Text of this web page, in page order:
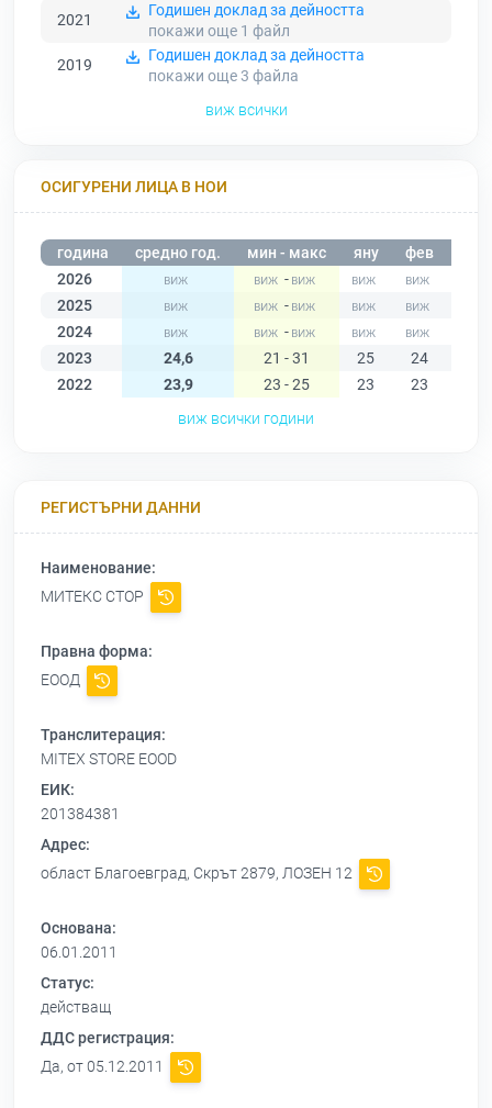
2021
Годишен доклад за дейността
покажи още 1 файл
2019
Годишен доклад за дейността
покажи още 3 файла
виж всички
ОСИГУРЕНИ ЛИЦА В НОИ
година средно год. мин - макс яну фев
2026
-
2025
-
2024
-
2023
24,6 21 - 31 25 24
2022
23,9 23 - 25 23 23
виж всички години
РЕГИСТЪРНИ ДАННИ
Наименование:
МИТЕКС СТОР
Правна форма:
ЕООД
Транслитерация:
MITEX STORE EOOD
ЕИК:
201384381
Адрес:
област Благоевград, Скрът 2879, ЛОЗЕН 12
Основана:
06.01.2011
Статус:
действащ
ДДС регистрация:
Да, от 05.12.2011